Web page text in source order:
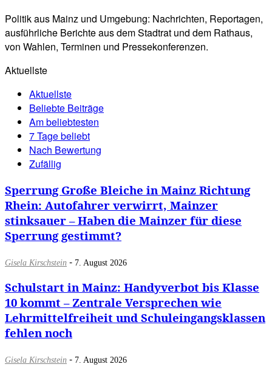
Politik aus Mainz und Umgebung: Nachrichten, Reportagen,
ausführliche Berichte aus dem Stadtrat und dem Rathaus,
von Wahlen, Terminen und Pressekonferenzen.
Aktuellste
Aktuellste
Beliebte Beiträge
Am beliebtesten
7 Tage beliebt
Nach Bewertung
Zufällig
Sperrung Große Bleiche in Mainz Richtung
Rhein: Autofahrer verwirrt, Mainzer
stinksauer – Haben die Mainzer für diese
Sperrung gestimmt?
Gisela Kirschstein - 7. August 2026
Schulstart in Mainz: Handyverbot bis Klasse
10 kommt – Zentrale Versprechen wie
Lehrmittelfreiheit und Schuleingangsklassen
fehlen noch
Gisela Kirschstein - 7. August 2026